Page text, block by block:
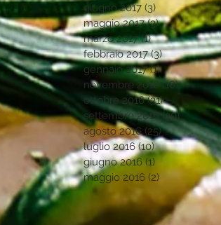
giugno 2017 (3) 3 post
maggio 2017 (3)3 post
marzo 2017 (1)1 post
febbraio 2017 (3)3 post
gennaio 2017 (1)1 post
novembre 2016 (18)18 post
ottobre 2016 (31)31 post
settembre 2016 (30)30 post
agosto 2016 (25)25 post
luglio 2016 (10)10 post
giugno 2016 (1)1 post
maggio 2016 (2) 2 post